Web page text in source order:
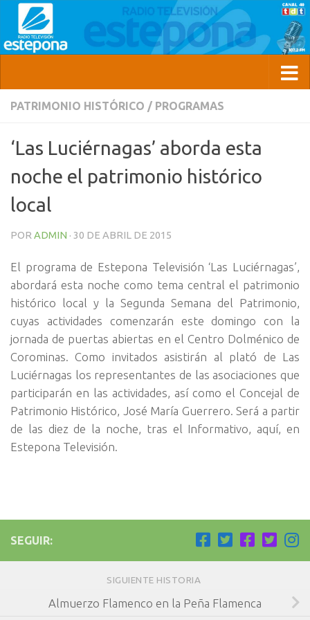
PATRIMONIO HISTÓRICO / PROGRAMAS
‘Las Luciérnagas’ aborda esta
noche el patrimonio histórico
local
POR ADMIN · 30 DE ABRIL DE 2015
El programa de Estepona Televisión ‘Las Luciérnagas’,
abordará esta noche como tema central el patrimonio
histórico local y la Segunda Semana del Patrimonio,
cuyas actividades comenzarán este domingo con la
jornada de puertas abiertas en el Centro Dolménico de
Corominas. Como invitados asistirán al plató de Las
Luciérnagas los representantes de las asociaciones que
participarán en las actividades, así como el Concejal de
Patrimonio Histórico, José María Guerrero. Será a partir
de las diez de la noche, tras el Informativo, aquí, en
Estepona Televisión.
SEGUIR:
SIGUIENTE HISTORIA
Almuerzo Flamenco en la Peña Flamenca